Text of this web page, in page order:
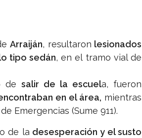
Arraiján, resultaron lesionados
tipo sedán, en el tramo vial de
de salir de la escuela, fueron
en el área, mientras
Emergencias (Sume 911).
de la desesperación y el susto